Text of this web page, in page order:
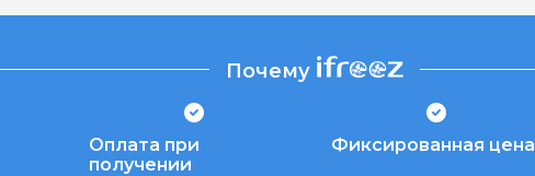
Почему
Оплата при
получении
Фиксированная цена